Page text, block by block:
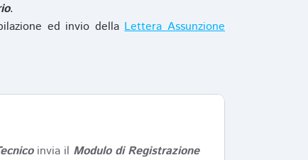
.
ed invio dellaLettera Assunzione
invia il Modulo di Registrazione